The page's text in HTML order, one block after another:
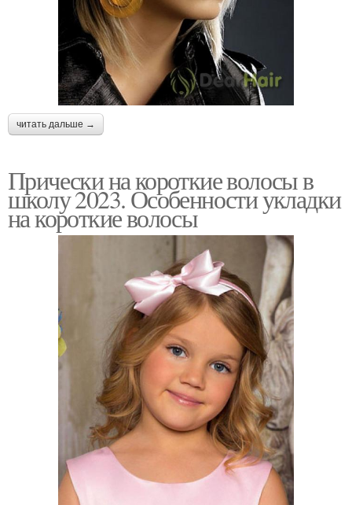
читать дальше →
Прически на короткие волосы в
школу 2023. Особенности укладки
на короткие волосы